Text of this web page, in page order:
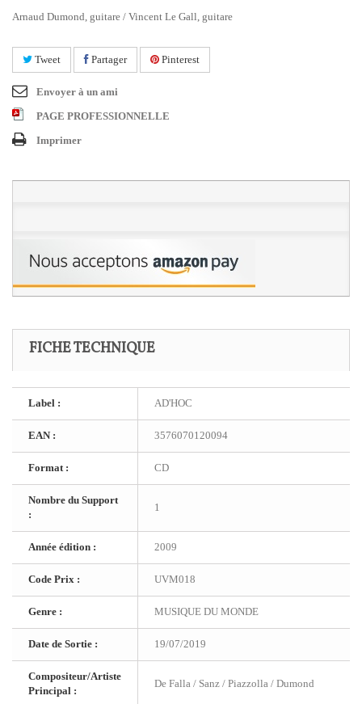
Arnaud Dumond, guitare / Vincent Le Gall, guitare
Tweet Partager Pinterest
Envoyer à un ami
PAGE PROFESSIONNELLE
Imprimer
FICHE TECHNIQUE
Label : AD'HOC
EAN : 3576070120094
Format : CD
Nombre du Support
:
1
Année édition : 2009
Code Prix : UVM018
Genre : MUSIQUE DU MONDE
Date de Sortie : 19/07/2019
Compositeur/Artiste
Principal :
De Falla / Sanz / Piazzolla / Dumond